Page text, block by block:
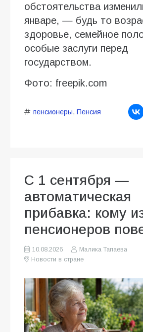
обстоятельства
январе, — будь то
здоровье, семейное
особые заслуги перед
государством.
Фото: freepik.com
пенсионеры, Пенсия
С 1 сентября —
автоматическая
прибавка: кому
пенсионеров
10.08.2026
Малика Тапаева
Новости в стране